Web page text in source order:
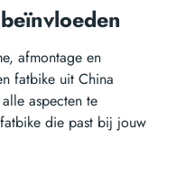
afmontage en
fatbike uit China
aspecten te
die past bij jouw